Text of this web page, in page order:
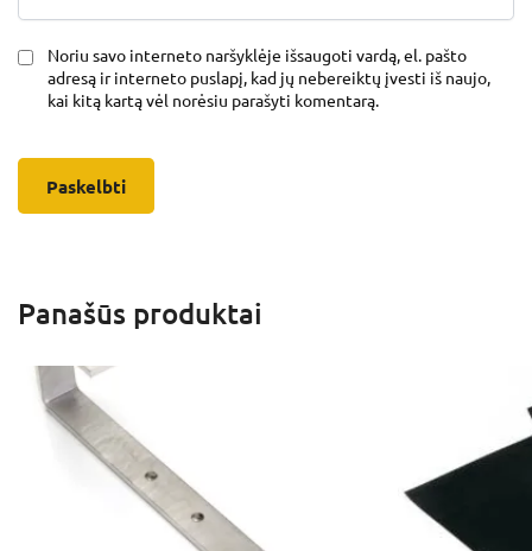
Noriu savo interneto naršyklėje išsaugoti vardą, el. pašto
adresą ir interneto puslapį, kad jų nebereiktų įvesti iš naujo,
kai kitą kartą vėl norėsiu parašyti komentarą.
Panašūs produktai